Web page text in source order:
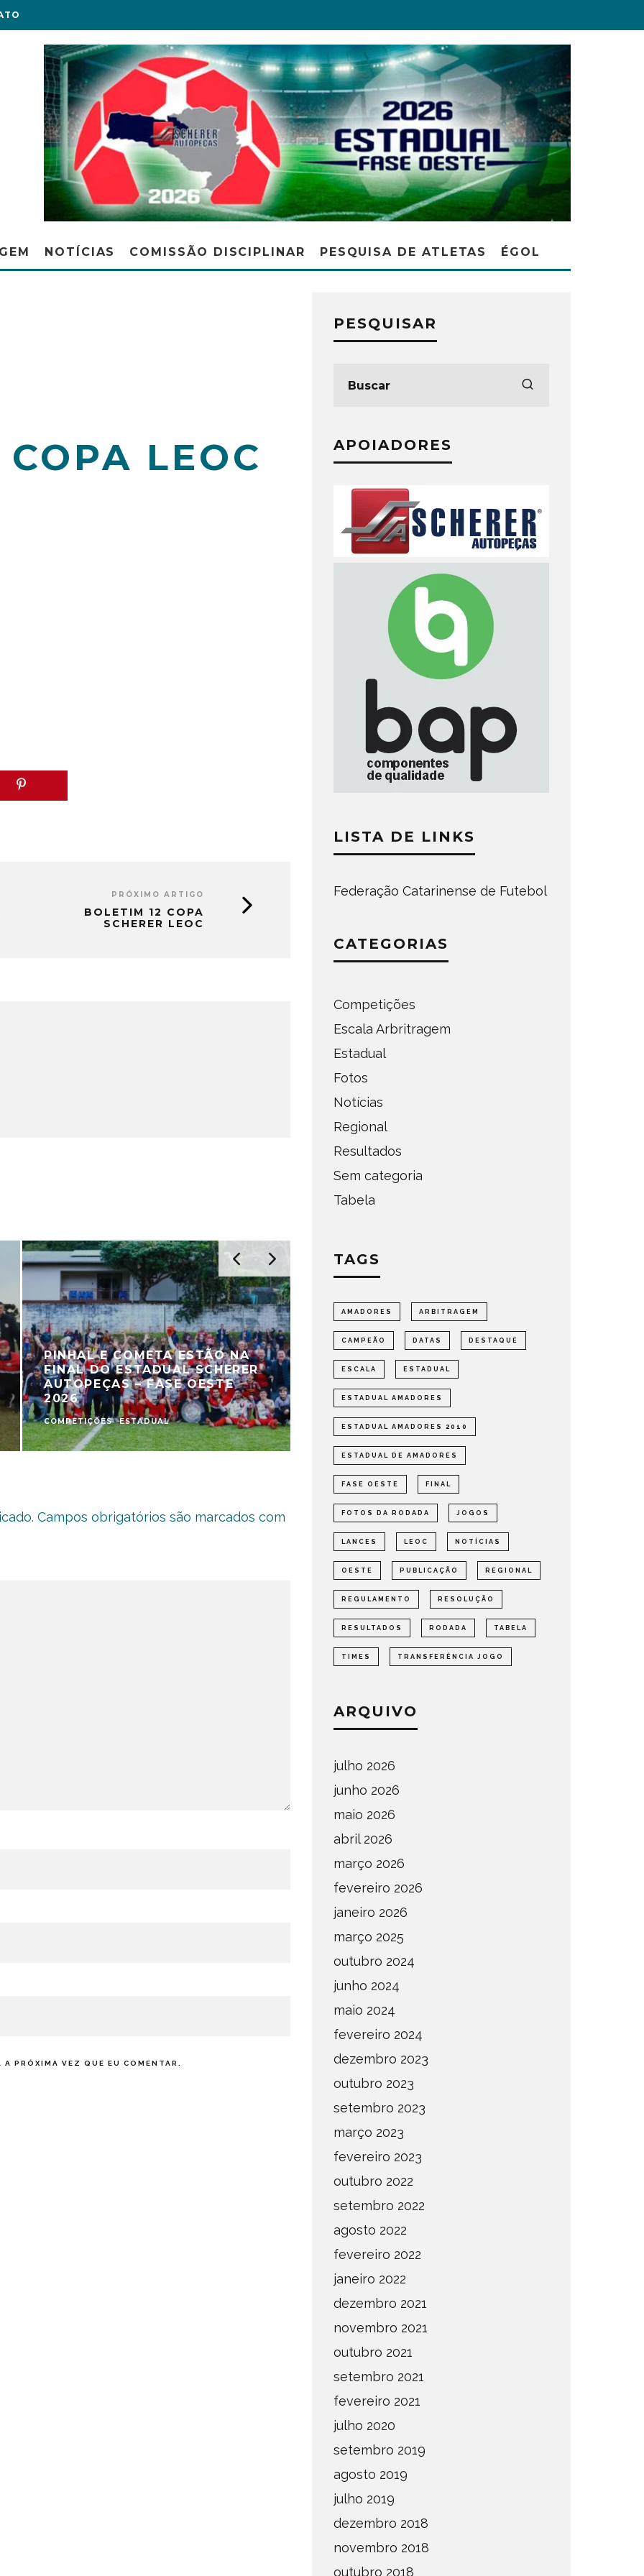
NOTÍCIAS COMISSÃO DISCIPLINAR PESQUISA DE ATLETAS ÉGOL
LEOC
PRÓXIMO ARTIGO
BOLETIM 12 COPA
SCHERER LEOC
PINHAL E COMETA ESTÃO NA
FINAL DO ESTADUAL SCHERER
AUTOPEÇAS – FASE OESTE
2026
COMPETIÇÕES ESTADUAL
DEFINIDOS OS SEMIFINALISTAS
FASE OESTE 2026
COMPETIÇÕES ESTADUAL NOTÍCIAS
Campos obrigatórios são marcados com
PRÓXIMA VEZ QUE EU COMENTAR.
PESQUISAR
APOIADORES
LISTA DE LINKS
Federação Catarinense de Futebol
CATEGORIAS
Competições
Escala Arbritragem
Estadual
Fotos
Notícias
Regional
Resultados
Sem categoria
Tabela
TAGS
AMADORES ARBITRAGEM
CAMPEÃO DATAS DESTAQUE
ESCALA ESTADUAL
ESTADUAL AMADORES
ESTADUAL AMADORES 2010
ESTADUAL DE AMADORES
FASE OESTE FINAL
FOTOS DA RODADA JOGOS
LANCES LEOC NOTÍCIAS
OESTE PUBLICAÇÃO REGIONAL
REGULAMENTO RESOLUÇÃO
RESULTADOS RODADA TABELA
TIMES TRANSFERÊNCIA JOGO
ARQUIVO
julho 2026
junho 2026
maio 2026
abril 2026
março 2026
fevereiro 2026
janeiro 2026
março 2025
outubro 2024
junho 2024
maio 2024
fevereiro 2024
dezembro 2023
outubro 2023
setembro 2023
março 2023
fevereiro 2023
outubro 2022
setembro 2022
agosto 2022
fevereiro 2022
janeiro 2022
dezembro 2021
novembro 2021
outubro 2021
setembro 2021
fevereiro 2021
julho 2020
setembro 2019
agosto 2019
julho 2019
dezembro 2018
novembro 2018
outubro 2018